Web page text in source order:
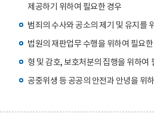
제공하기 위하여 필요한 경우
범죄의 수사와 공소의 제기 및 유지를
법원의 재판업무 수행을 위하여 필요
형 및 감호, 보호처분의 집행을 위하여
공중위생 등 공공의 안전과 안녕을 위